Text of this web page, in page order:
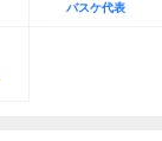
バスケ代表